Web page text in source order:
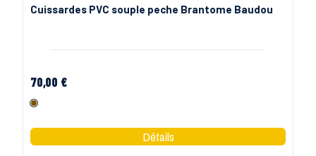
Cuissardes PVC souple peche Brantome Baudou
70,00 €
Marron